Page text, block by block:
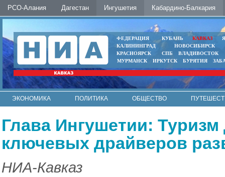
РСО-Алания Дагестан Ингушетия Кабардино-Балкария
ФЕДЕРАЦИЯ КУБАНЬ КАВКАЗ
КАЛИНИНГРАД
НОВОСИБИРСК
КРАСНОЯРСК
СПБ
ВЛАДИВОСТОК
МУРМАНСК
ИРКУТСК БУРЯТИЯ
ЭКОНОМИКА ПОЛИТИКА ОБЩЕСТВО
Глава Ингушетии:
ключевых драйверов
НИА-Кавказ